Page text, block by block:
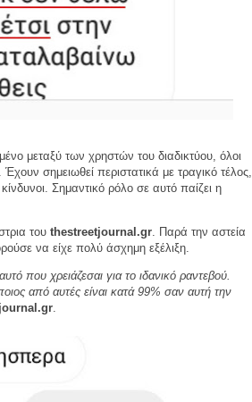
μεταξύ των χρηστών του διαδικτύου, όλοι
Έχουν σημειωθεί περιστατικά με τραγικό τέλος,
Σημαντικό ρόλο σε αυτό παίζει η
του thestreetjournal.gr. Παρά την αστεία
να είχε πολύ άσχημη εξέλιξη.
που χρειάζεσαι για το ιδανικό ραντεβού.
από αυτές είναι κατά 99% σαν αυτή την
.